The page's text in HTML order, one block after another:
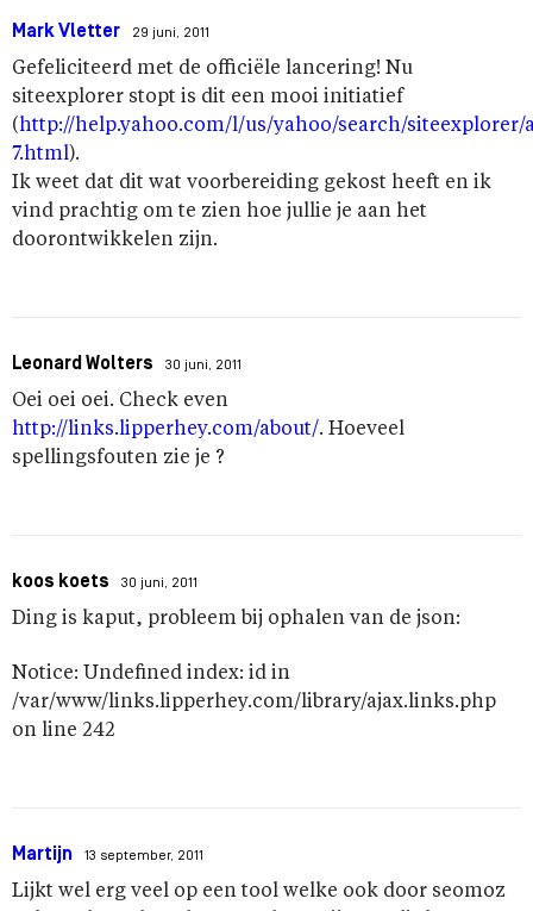
Mark Vletter 29 juni, 2011
Gefeliciteerd met de officiële lancering! Nu
siteexplorer stopt is dit een mooi initiatief
(http://help.yahoo.com/l/us/yahoo/search/siteexplorer/
7.html).
Ik weet dat dit wat voorbereiding gekost heeft en ik
vind prachtig om te zien hoe jullie je aan het
doorontwikkelen zijn.
Leonard Wolters 30 juni, 2011
Oei oei oei. Check even
http://links.lipperhey.com/about/. Hoeveel
spellingsfouten zie je ?
koos koets 30 juni, 2011
Ding is kaput, probleem bij ophalen van de json:
Notice: Undefined index: id in
/var/www/links.lipperhey.com/library/ajax.links.php
on line 242
Martijn 13 september, 2011
Lijkt wel erg veel op een tool welke ook door seomoz